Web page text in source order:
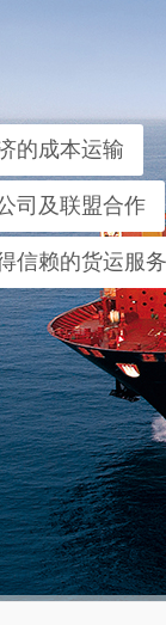
的成本运输
司及联盟合作
信赖的货运服务